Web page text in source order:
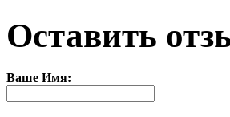
Оставить
Ваше Имя: